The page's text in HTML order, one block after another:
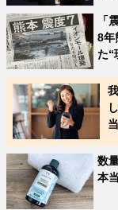
「
8年
た“
数
本